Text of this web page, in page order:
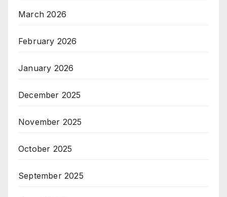
March 2026
February 2026
January 2026
December 2025
November 2025
October 2025
September 2025